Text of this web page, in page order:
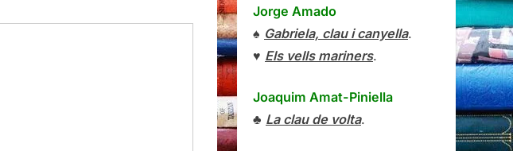
Jorge Amado
♠ Gabriela, clau i canyella.
♥ Els vells mariners.
Joaquim Amat-Piniella
♣ La clau de volta.